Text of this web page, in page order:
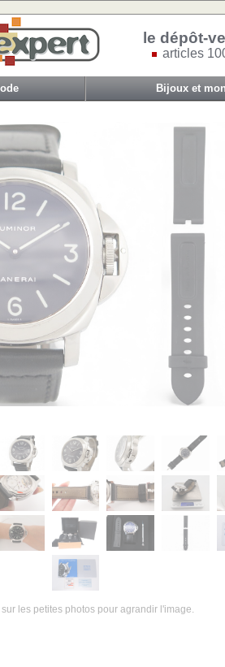
le dépôt-
articles
Bijoux et
les petites photos pour agrandir l'image.